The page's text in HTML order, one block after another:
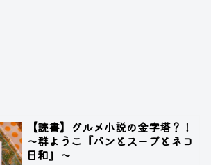
【読書】グルメ小説の金字塔？！
～群ようこ『パンとスープとネコ
日和』～